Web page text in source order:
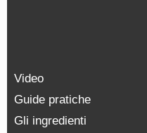
Video
Guide pratiche
Gli ingredienti